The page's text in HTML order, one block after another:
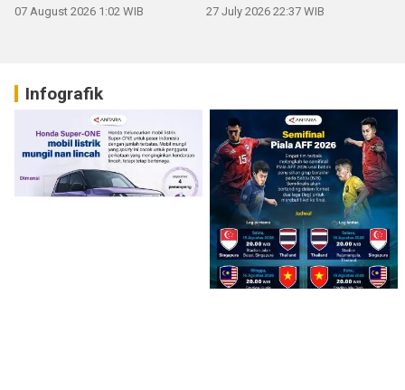
07 August 2026 1:02 WIB 27 July 2026 22:37 WIB
Infografik